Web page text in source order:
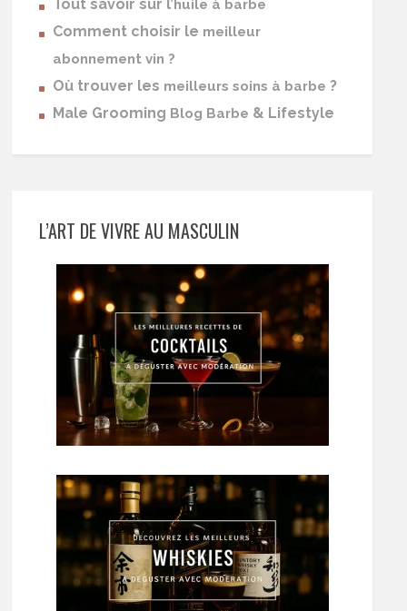
Tout savoir sur l’ huile à barbe
Comment choisir le meilleur
abonnement vin ?
Où trouver les meilleurs soins à barbe ?
Male Grooming Blog Barbe & Lifestyle
L’ART DE VIVRE AU MASCULIN